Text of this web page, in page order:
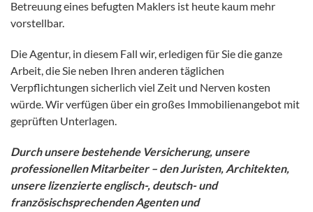
Betreuung eines befugten Maklers ist heute kaum mehr
vorstellbar.
Die Agentur, in diesem Fall wir, erledigen für Sie die ganze
Arbeit, die Sie neben Ihren anderen täglichen
Verpflichtungen sicherlich viel Zeit und Nerven kosten
würde. Wir verfügen über ein großes Immobilienangebot mit
geprüften Unterlagen.
Durch unsere bestehende Versicherung, unsere
professionellen Mitarbeiter – den Juristen, Architekten,
unsere lizenzierte englisch-, deutsch- und
französischsprechenden Agenten und